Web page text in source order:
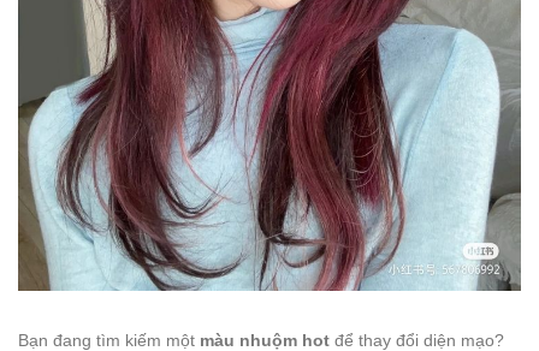
Bạn đang tìm kiếm một màu nhuộm hot để thay đổi diện mạo?